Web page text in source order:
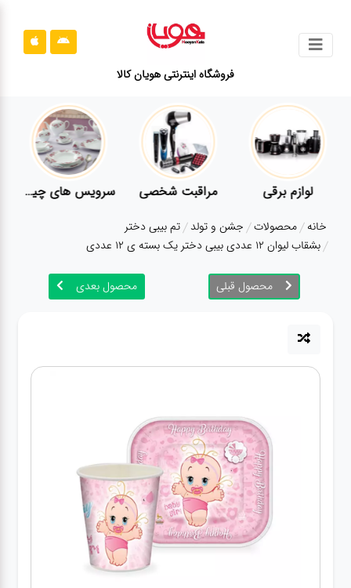
فروشگاه اینترنتی هویان کالا
محصولات
قوانین
سایت
ارتباط
درباره
سرویس های
چینی زرین
قاشق و چنگال
لوازم برقی مراقبت شخصی سرویس های چینی زرین
خانه محصولات جشن و تولد تم بیبی دختر
بشقاب لیوان 12 عددی بیبی دختر یک بسته ی 12 عددی
محصول قبلی محصول بعدی